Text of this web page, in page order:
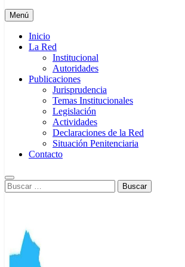
Menú
Inicio
La Red
Institucional
Autoridades
Publicaciones
Jurisprudencia
Temas Institucionales
Legislación
Actividades
Declaraciones de la Red
Situación Penitenciaria
Contacto
Buscar: